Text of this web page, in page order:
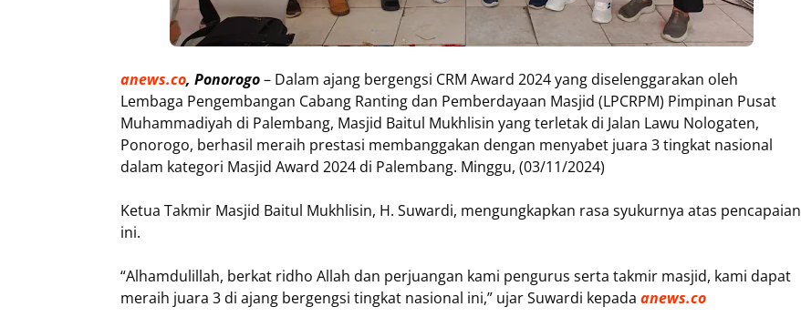
anews.co, Ponorogo– Dalam ajang bergengsi CRM Award 2024 yang diselenggarakan oleh
Lembaga Pengembangan Cabang Ranting dan Pemberdayaan Masjid (LPCRPM) Pimpinan Pusat
Muhammadiyah di Palembang, Masjid Baitul Mukhlisin yang terletak di Jalan Lawu Nologaten,
Ponorogo, berhasil meraih prestasi membanggakan dengan menyabet juara 3 tingkat nasional
dalam kategori Masjid Award 2024 di Palembang. Minggu, (03/11/2024)
Ketua Takmir Masjid Baitul Mukhlisin, H. Suwardi, mengungkapkan rasa syukurnya atas pencapaian
ini.
“Alhamdulillah, berkat ridho Allah dan perjuangan kami pengurus serta takmir masjid, kami dapat
meraih juara 3 di ajang bergengsi tingkat nasional ini,” ujar Suwardi kepada anews.co